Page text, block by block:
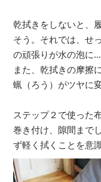
乾拭きをしないと、
そう。それでは、せ
の頑張りが水の泡に…
また、乾拭きの摩擦
蝋（ろう）がツヤに
ステップ２で使った
巻き付け、隙間まで
ず軽く拭くことを意